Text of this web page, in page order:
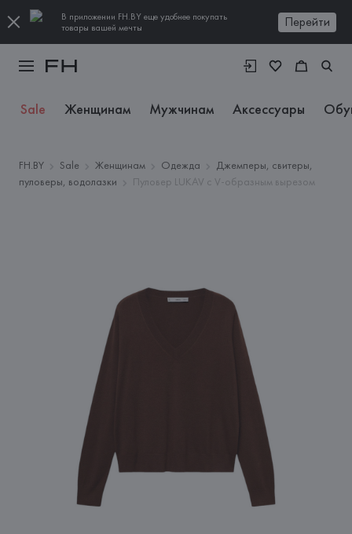
В приложении FH.BY еще удобнее покупать
товары вашей мечты
Перейти
Sale Женщинам Мужчинам Аксессуары
FH.BY Sale Женщинам Одежда
Джемперы, свитеры,
пуловеры, водолазки
Пуловер LUKAV с V-образным вырезом